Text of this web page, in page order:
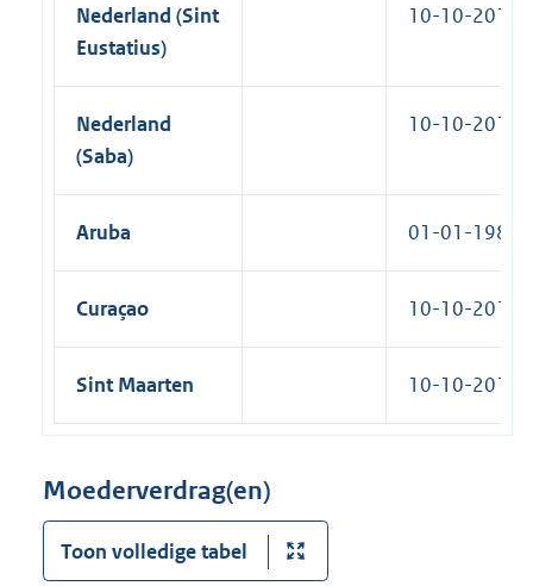
Nederland (Sint
Eustatius)
10-10-2010
Nederland
(Saba)
10-10-2010
Aruba 01-01-1986
Curaçao 10-10-2010
Sint Maarten 10-10-2010
Moederverdrag(en)
Toon volledige tabel